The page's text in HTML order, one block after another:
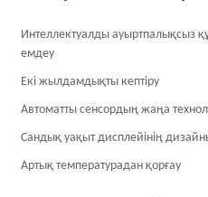
Интеллектуалды ауыртпалықсыз
емдеу
Екі жылдамдықты кептіру
Автоматты сенсордың жаңа
Сандық уақыт дисплейінің
Артық температурадан қорғау